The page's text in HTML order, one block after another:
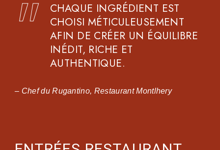
CHAQUE INGRÉDIENT EST
CHOISI MÉTICULEUSEMENT
AFIN DE CRÉER UN ÉQUILIBRE
INÉDIT, RICHE ET
AUTHENTIQUE.
– Chef du Rugantino, Restaurant Montlhery